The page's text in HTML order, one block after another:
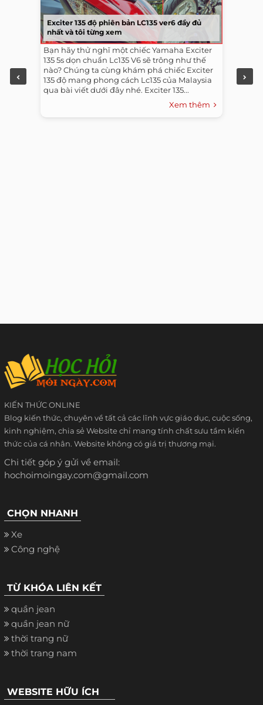
Exciter 135 độ phiên bản LC135 ver6 đầy đủ
nhất và tôi từng xem
Bạn hãy thử nghĩ một chiếc Yamaha Exciter
135 5s dọn chuẩn Lc135 V6 sẽ trông như thế
nào? Chúng ta cùng khám phá chiếc Exciter
135 độ mang phong cách Lc135 của Malaysia
qua bài viết dưới đây nhé. Exciter 135...
Xem thêm
KIẾN THỨC ONLINE
Blog kiến thức, chuyên về tất cả các lĩnh vực giáo dục, cuộc sống,
kinh nghiệm, chia sẻ Website chỉ mang tính chất sưu tầm kiến
thức của cá nhân. Website không có giá trị thương mại.
Chi tiết góp ý gửi về email:
hochoimoingay.com@gmail.com
CHỌN NHANH
Xe
Công nghệ
TỪ KHÓA LIÊN KẾT
quần jean
quần jean nữ
thời trang nữ
thời trang nam
WEBSITE HỮU ÍCH